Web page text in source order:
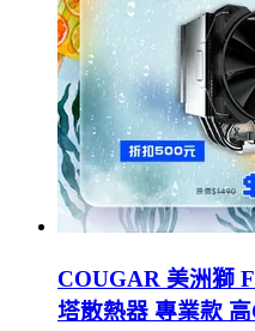
COUGAR 美洲獅
塔散熱器 專業款